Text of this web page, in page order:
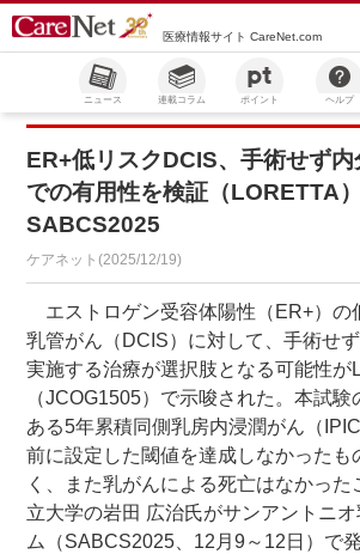
医療情報サイト CareNet.com
ニュース 連載コラム ポイント ヘルプ
ER+低リスクDCIS、手術せず
での有用性を検証（LORETTA
SABCS2025
ケアネット(2025/12/19)
エストロゲン受容体陽性（ER+）の
乳管がん（DCIS）に対して、手術せ
実施する治療が選択肢となる可能性が
（JCOG1505）で示唆された。本試
ある5年累積同側乳房内浸潤がん（
前に設定した閾値を達成しなかったも
く、また乳がんによる死亡はなかった
立大学の岩田 広治氏がサンアントニ
ム（SABCS2025、12月9～12日）で発